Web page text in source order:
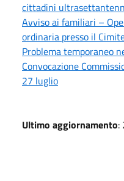
cittadini
Avviso ai familiari –
ordinaria presso il
Problema temporaneo
Convocazione
27 luglio
Ultimo aggiornamento: